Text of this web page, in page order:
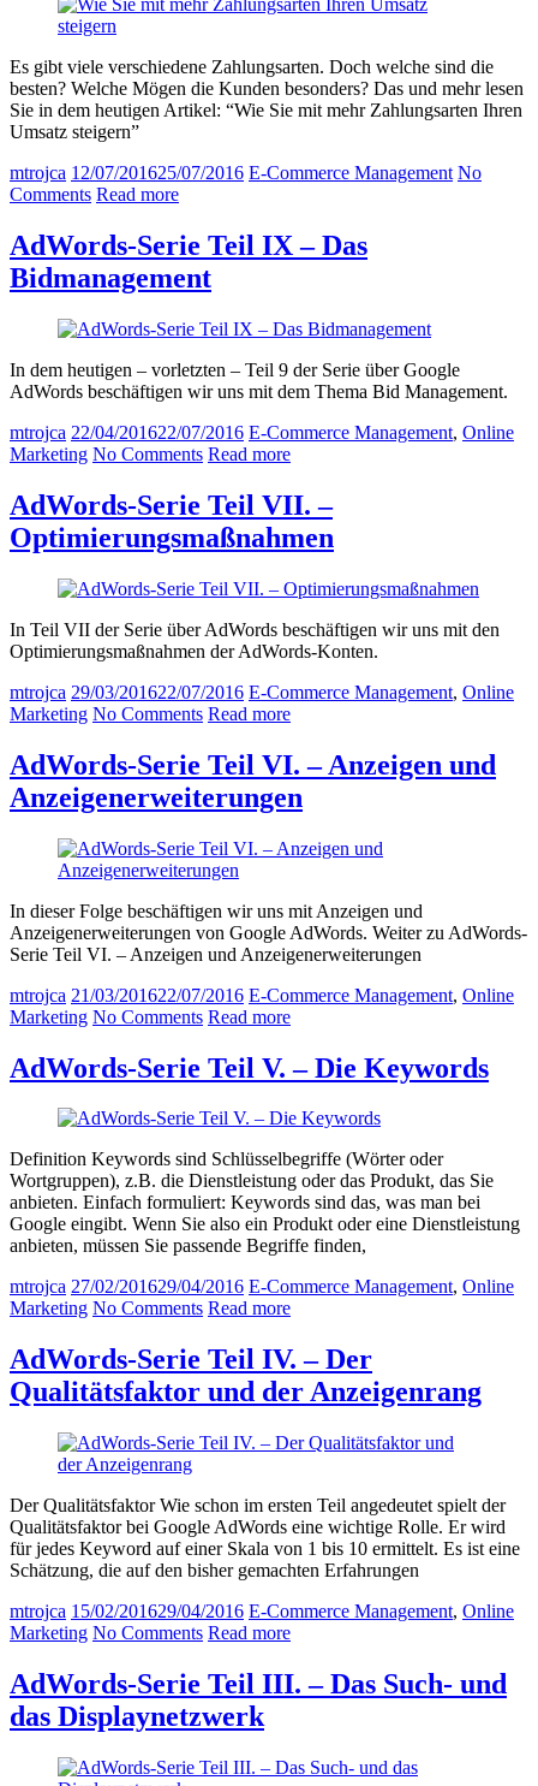
Es gibt viele verschiedene Zahlungsarten. Doch welche sind die
besten? Welche Mögen die Kunden besonders? Das und mehr lesen
Sie in dem heutigen Artikel: “Wie Sie mit mehr Zahlungsarten Ihren
Umsatz steigern”
mtrojca 12/07/201625/07/2016 E-Commerce Management No
Comments Read more
AdWords-Serie Teil IX – Das
Bidmanagement
In dem heutigen – vorletzten – Teil 9 der Serie über Google
AdWords beschäftigen wir uns mit dem Thema Bid Management.
mtrojca 22/04/201622/07/2016 E-Commerce Management, Online
Marketing No Comments Read more
AdWords-Serie Teil VII. –
Optimierungsmaßnahmen
In Teil VII der Serie über AdWords beschäftigen wir uns mit den
Optimierungsmaßnahmen der AdWords-Konten.
mtrojca 29/03/201622/07/2016 E-Commerce Management, Online
Marketing No Comments Read more
AdWords-Serie Teil VI. – Anzeigen und
Anzeigenerweiterungen
In dieser Folge beschäftigen wir uns mit Anzeigen und
Anzeigenerweiterungen von Google AdWords. Weiter zu AdWords-
Serie Teil VI. – Anzeigen und Anzeigenerweiterungen
mtrojca 21/03/201622/07/2016 E-Commerce Management, Online
Marketing No Comments Read more
AdWords-Serie Teil V. – Die Keywords
Definition Keywords sind Schlüsselbegriffe (Wörter oder
Wortgruppen), z.B. die Dienstleistung oder das Produkt, das Sie
anbieten. Einfach formuliert: Keywords sind das, was man bei
Google eingibt. Wenn Sie also ein Produkt oder eine Dienstleistung
anbieten, müssen Sie passende Begriffe finden,
mtrojca 27/02/201629/04/2016 E-Commerce Management, Online
Marketing No Comments Read more
AdWords-Serie Teil IV. – Der
Qualitätsfaktor und der Anzeigenrang
Der Qualitätsfaktor Wie schon im ersten Teil angedeutet spielt der
Qualitätsfaktor bei Google AdWords eine wichtige Rolle. Er wird
für jedes Keyword auf einer Skala von 1 bis 10 ermittelt. Es ist eine
Schätzung, die auf den bisher gemachten Erfahrungen
mtrojca 15/02/201629/04/2016 E-Commerce Management, Online
Marketing No Comments Read more
AdWords-Serie Teil III. – Das Such- und
das Displaynetzwerk